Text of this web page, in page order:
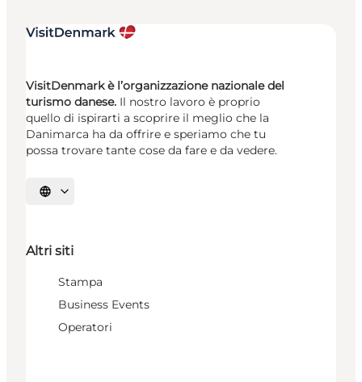
VisitDenmark è l’organizzazione nazionale del
turismo danese. Il nostro lavoro è proprio
quello di ispirarti a scoprire il meglio che la
Danimarca ha da offrire e speriamo che tu
possa trovare tante cose da fare e da vedere.
Seleziona la lingua
Altri siti
Stampa
Business Events
Operatori